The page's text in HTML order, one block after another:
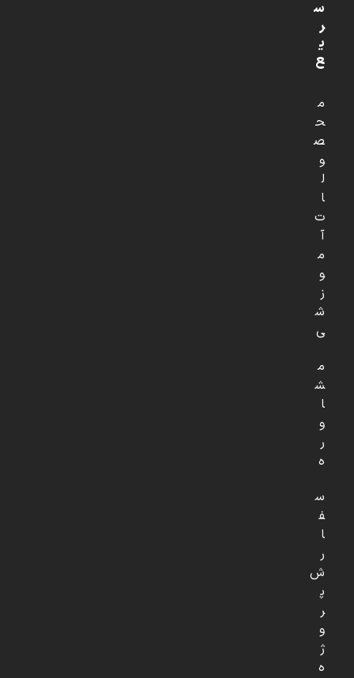
س
ر
ی
ع
م
ح
ص
و
ل
ا
ت
آ
م
و
ز
ش
ی
م
ش
ا
و
ر
ه
س
ف
ا
ر
ش
پ
ر
و
ژ
ه